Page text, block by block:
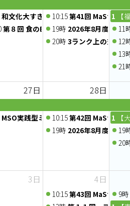
〜
2026/8/19
～ 心と向き合う習慣を始めよう〜
～ 心と向き合う習慣を始めよう〜
機嫌な人生の作り方～ 心と向き合う
和文化大すき支部 2026年 8月 Web例会
第８回 食のBtoBコミュニティー【
10:15第41回
19時 2026年8月度
20時 3ランク上の交流
10時
【
11
12
13
21
調べ方・申請のキホン ～」
理 ワークショップ】
会
2026/8/26
27日
MSO実践型ミニセミナー「共同創業の
28日
10:15第42回
19時 2026年8月度
10時
【
19
20
2026/9/2
3日 4日
10:15第43回
9時